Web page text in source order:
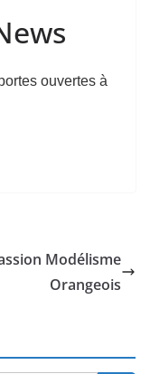
ouvertes à
Modélisme
Orangeois